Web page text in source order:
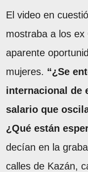
El video en
mostraba a los
aparente
mujeres. “¿Se
internacional de
salario que
¿Qué están
decían en la
calles de Kazán,